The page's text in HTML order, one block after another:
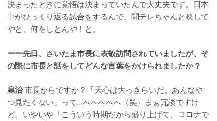
決まったときに覚悟は決まっていたんで大丈夫です。日本
中がひっくり返る試合をするんで、関テレちゃんと映して
やと、何をしとんや！と。
ーー先日、さいたま市長に表敬訪問されていましたが、そ
の際に市長と話をしてどんな言葉をかけられましたか？
皇治市長からですか？「天心は大っきらいだ。あんなや
つ見たくない」って...へへへへへ（笑）まぁ冗談ですけ
ど。いやいや「こういう時期だから盛り上げて、コロナで